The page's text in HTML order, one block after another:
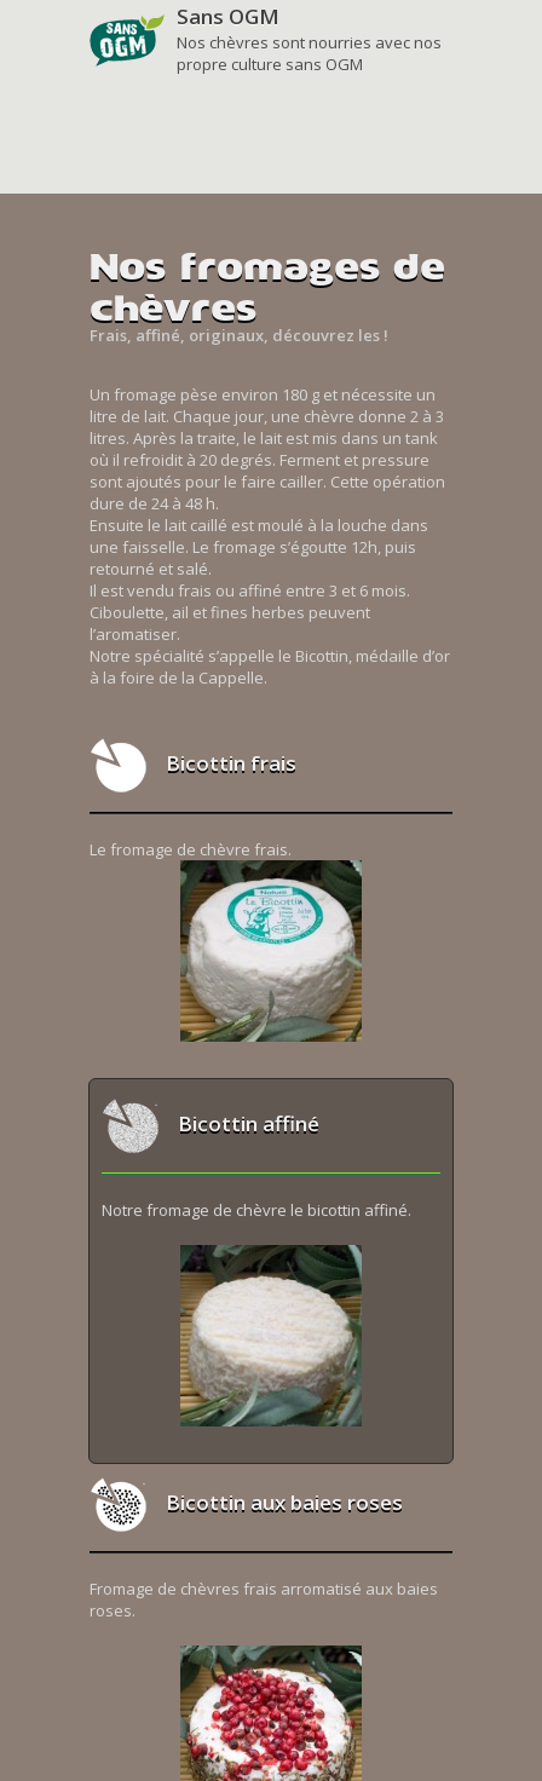
Sans OGM
Nos chèvres sont nourries avec nos
propre culture sans OGM
Nos fromages de
chèvres
Frais, affiné, originaux, découvrez les !
Un fromage pèse environ 180 g et nécessite un
litre de lait. Chaque jour, une chèvre donne 2 à 3
litres. Après la traite, le lait est mis dans un tank
où il refroidit à 20 degrés. Ferment et pressure
sont ajoutés pour le faire cailler. Cette opération
dure de 24 à 48 h.
Ensuite le lait caillé est moulé à la louche dans
une faisselle. Le fromage s’égoutte 12h, puis
retourné et salé.
Il est vendu frais ou affiné entre 3 et 6 mois.
Ciboulette, ail et fines herbes peuvent
l’aromatiser.
Notre spécialité s’appelle le Bicottin, médaille d’or
à la foire de la Cappelle.
Bicottin frais
Le fromage de chèvre frais.
Bicottin affiné
Notre fromage de chèvre le bicottin affiné.
Bicottin aux baies roses
Fromage de chèvres frais arromatisé aux baies
roses.